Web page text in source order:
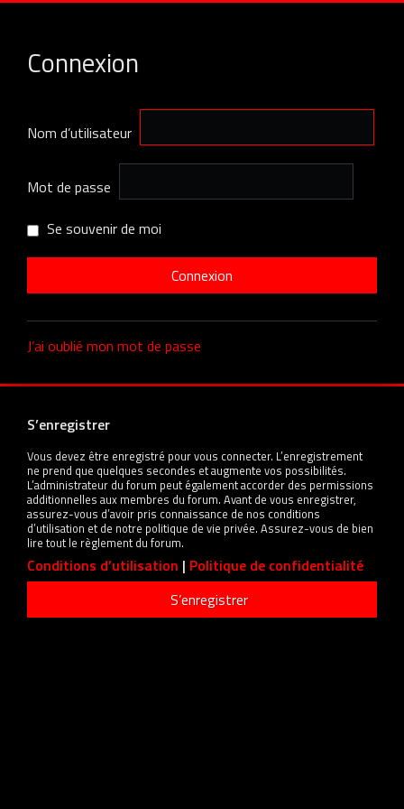
Connexion
Nom d’utilisateur
Mot de passe
Se souvenir de moi
J’ai oublié mon mot de passe
S’enregistrer
Vous devez être enregistré pour vous connecter. L’enregistrement
ne prend que quelques secondes et augmente vos possibilités.
L’administrateur du forum peut également accorder des permissions
additionnelles aux membres du forum. Avant de vous enregistrer,
assurez-vous d’avoir pris connaissance de nos conditions
d’utilisation et de notre politique de vie privée. Assurez-vous de bien
lire tout le règlement du forum.
Conditions d’utilisation | Politique de confidentialité
S’enregistrer